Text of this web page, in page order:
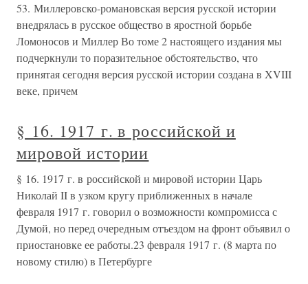
53. Миллеровско-романовская версия русской истории
внедрялась в русское общество в яростной борьбе
Ломоносов и Миллер Во томе 2 настоящего издания мы
подчеркнули то поразительное обстоятельство, что
принятая сегодня версия русской истории создана в XVIII
веке, причем
§ 16. 1917 г. в российской и
мировой истории
§ 16. 1917 г. в российской и мировой истории Царь
Николай II в узком кругу приближенных в начале
февраля 1917 г. говорил о возможности компромисса с
Думой, но перед очередным отъездом на фронт объявил о
приостановке ее работы.23 февраля 1917 г. (8 марта по
новому стилю) в Петербурге